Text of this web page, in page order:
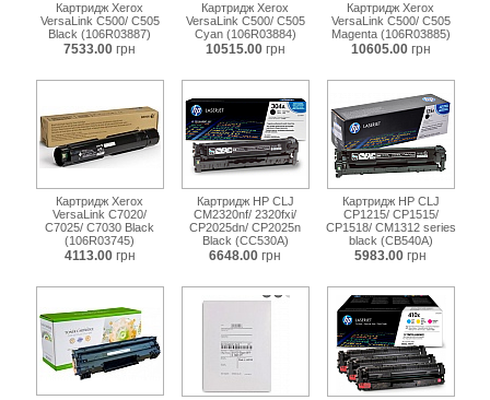
Картридж Xerox
VersaLink C500/ C505
Black (106R03887)
7533.00 грн
Картридж Xerox
VersaLink C500/ C505
Cyan (106R03884)
10515.00 грн
Картридж Xerox
VersaLink C500/ C505
Magenta (106R03885)
10605.00 грн
Картридж Xerox
VersaLink C7020/
C7025/ C7030 Black
(106R03745)
4113.00 грн
Картридж НР CLJ
CM2320nf/ 2320fxi/
CP2025dn/ CP2025n
Black (CC530A)
6648.00 грн
Картридж НР CLJ
CP1215/ CP1515/
CP1518/ CM1312 series
black (CB540A)
5983.00 грн